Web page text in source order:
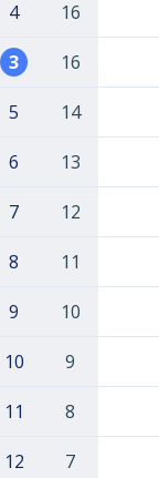
4 16
3 16
5 14
6 13
7 12
8 11
9 10
10 9
11 8
12 7